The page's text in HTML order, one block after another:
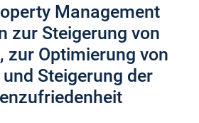
Management
zur Steigerung von
zur Optimierung von
Steigerung der